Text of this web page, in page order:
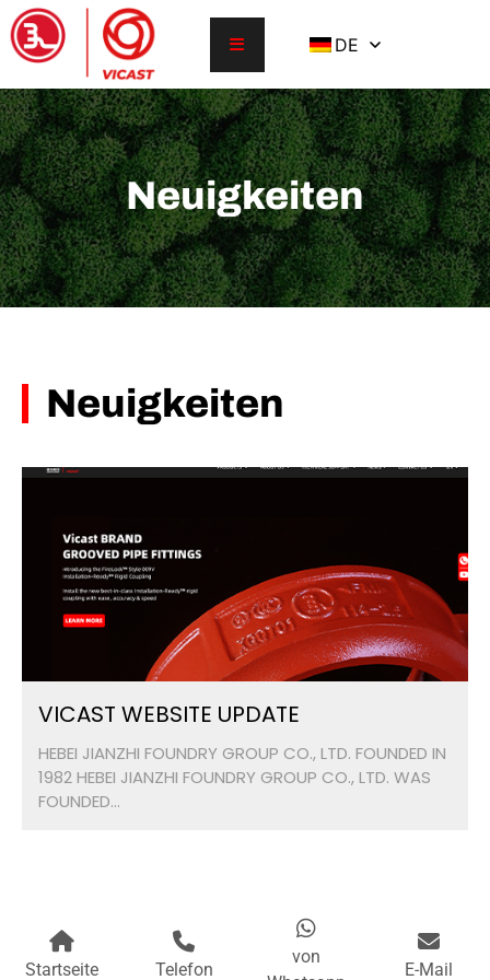
DE
Neuigkeiten
Neuigkeiten
VICAST WEBSITE UPDATE
HEBEI JIANZHI FOUNDRY GROUP CO., LTD. FOUNDED IN
1982 HEBEI JIANZHI FOUNDRY GROUP CO., LTD. WAS
FOUNDED...
Startseite Telefon
von
E-Mail